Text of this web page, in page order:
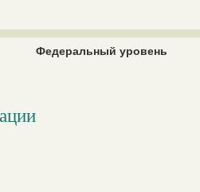
Федеральный уровень